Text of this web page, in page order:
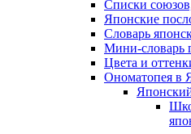
Списки
Японские
Словарь
Мини-словарь
Цвета и
Ономатопея в